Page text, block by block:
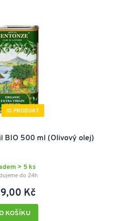
IQ PRODUKT
BIO 500 ml (Olivový olej)
> 5 ks
do 24h
Kč
KOŠÍKU